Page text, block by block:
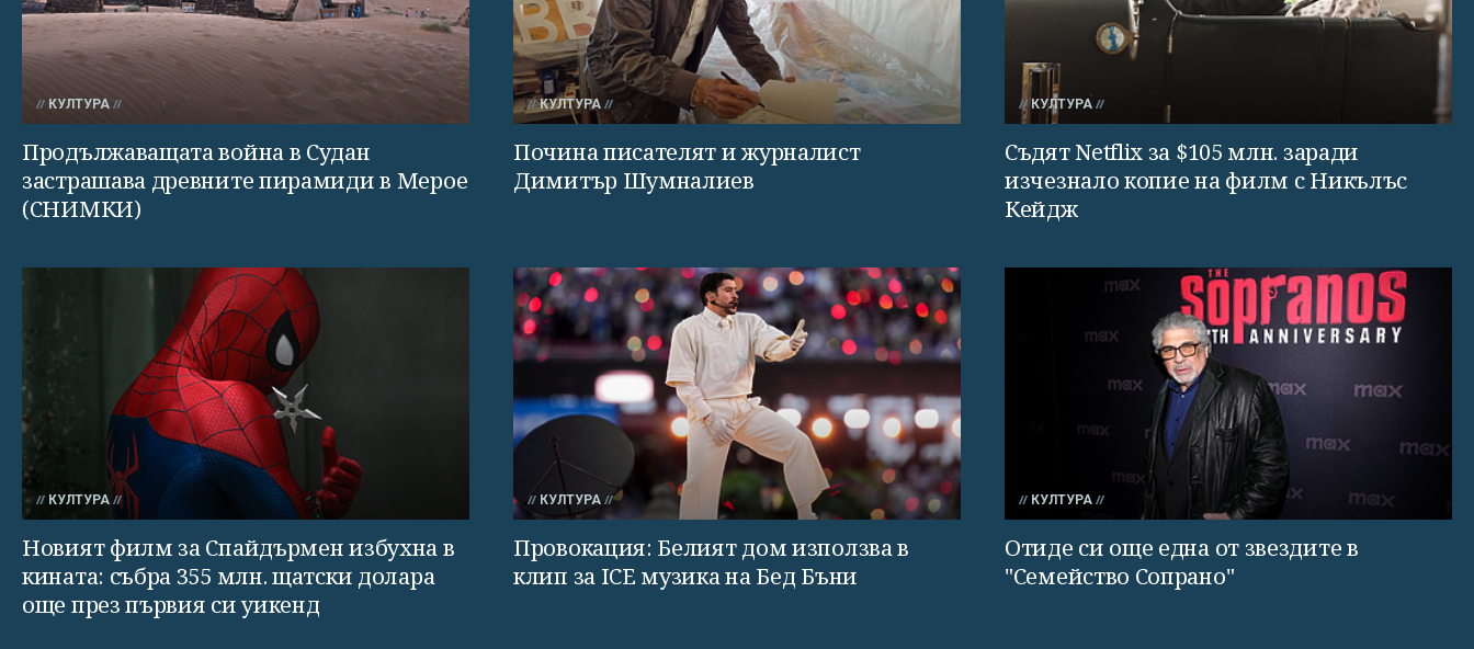
КУЛТУРА
Продължаващата война в Судан
застрашава древните пирамиди в Мерое
(СНИМКИ)
КУЛТУРА
Почина писателят и журналист
Димитър Шумналиев
КУЛТУРА
Съдят Netflix за $105 млн. заради
изчезнало копие на филм с Никълъс
Кейдж
КУЛТУРА
Новият филм за Спайдърмен избухна в
кината: събра 355 млн. щатски долара
още през първия си уикенд
КУЛТУРА
Провокация: Белият дом използва в
клип за ICE музика на Бед Бъни
КУЛТУРА
Отиде си още една от звездите в
"Семейство Сопрано"